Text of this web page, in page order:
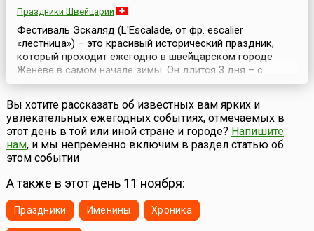
Праздники Швейцарии
Фестиваль Эскаляд (L'Escalade, от фр. escalier
«лестница») – это красивый исторический праздник,
который проходит ежегодно в швейцарском городе
Женеве в самом начале зимы. Он длится 3 дня – с
пятницы по воскресенье – в ближайшие от 11 декабря
выходные. Этот фестиваль посвящен победе горожан
над войском герцога Савойского и получению
независимости от Каролингов в 1602 году. Согласно
исторически...
Вы хотите рассказать об известных вам ярких и
увлекательных ежегодных событиях, отмечаемых в
этот день в той или иной стране и городе? Напишите
нам, и мы непременно включим в раздел статью об
этом событии
А также в этот день 11 ноября:
Праздники Именины Хроника